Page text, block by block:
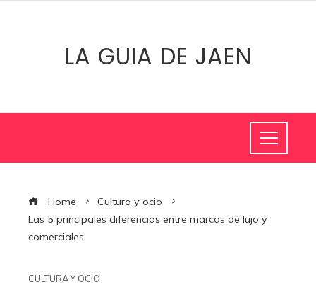
LA GUIA DE JAEN
Home
Cultura y ocio
Las 5 principales diferencias entre marcas de lujo y
comerciales
CULTURA Y OCIO